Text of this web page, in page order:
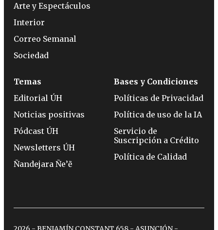
Arte y Espectáculos
Interior
Correo Semanal
Sociedad
Temas
Editorial ÚH
Noticias positivas
Pódcast ÚH
Newsletters ÚH
Ñandejara Ñe’ẽ
Bases y Condiciones
Políticas de Privacidad
Política de uso de la IA
Servicio de
Suscripción a Crédito
Política de Calidad